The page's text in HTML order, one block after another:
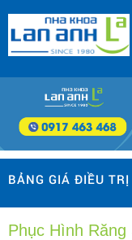
BẢNG GIÁ ĐIỀU TRỊ
Phục Hình